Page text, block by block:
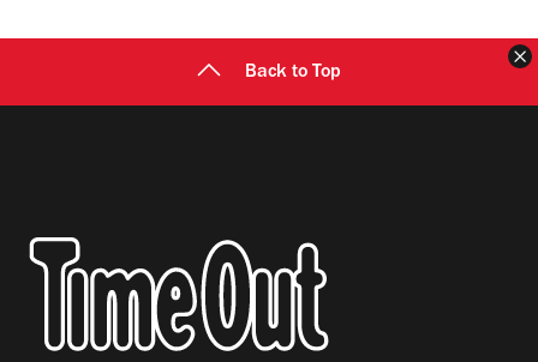
Back to Top